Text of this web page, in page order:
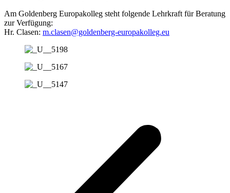
Am Goldenberg Europakolleg steht folgende Lehrkraft für Beratung
zur Verfügung:
Hr. Clasen: m.clasen@goldenberg-europakolleg.eu